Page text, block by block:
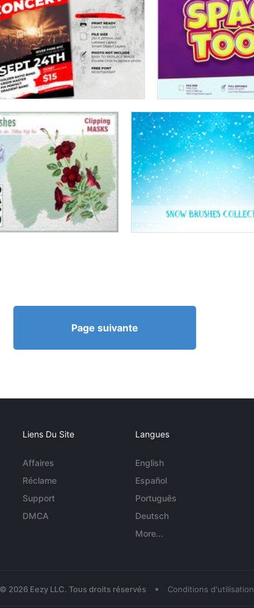
Page suivante
Liens Du Site
Affaires
Réclame
Support
DMCA
Langues
English
Español
Português
Deutsch
More...
© 2026 Eezy LLC. Tous droits réservés • Conditions d'utilisation